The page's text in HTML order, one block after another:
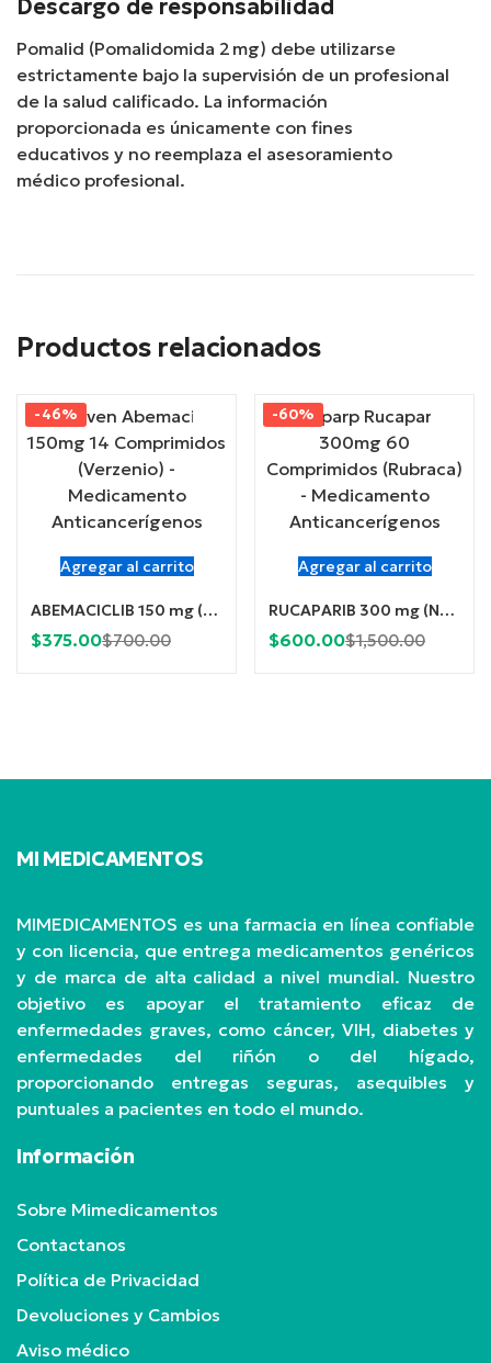
Descargo de responsabilidad
Pomalid (Pomalidomida 2 mg) debe utilizarse
estrictamente bajo la supervisión de un profesional
de la salud calificado. La información
proporcionada es únicamente con fines
educativos y no reemplaza el asesoramiento
médico profesional.
Productos relacionados
Agregar al carrito
-46%
ABEMACICLIB 150 mg (Ramiven) x 14 Comprimidos
$375.00Current
$700.00Original
Agregar al carrito
-60%
RUCAPARIB 300 mg (Nuparp) x 60 Comprimidos
$600.00Current
$1,500.00Original
MI MEDICAMENTOS
MIMEDICAMENTOS es una farmacia en línea confiable
y con licencia, que entrega medicamentos genéricos
y de marca de alta calidad a nivel mundial. Nuestro
objetivo es apoyar el tratamiento eficaz de
enfermedades graves, como cáncer, VIH, diabetes y
enfermedades del riñón o del hígado,
proporcionando entregas seguras, asequibles y
puntuales a pacientes en todo el mundo.
Información
Sobre Mimedicamentos
Contactanos
Política de Privacidad
Devoluciones y Cambios
Aviso médico